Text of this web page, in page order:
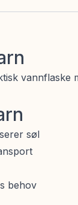
søl
behov